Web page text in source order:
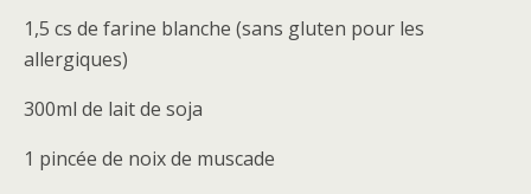
1,5 cs de farine blanche (sans gluten pour les
allergiques)
300ml de lait de soja
1 pincée de noix de muscade